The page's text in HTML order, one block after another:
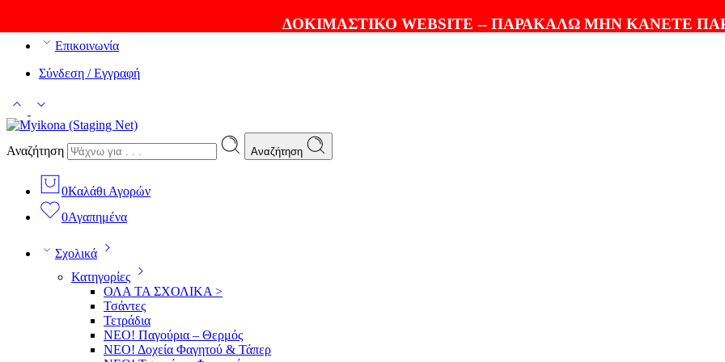
ΔΟΚΙΜΑΣΤΙΚΟ WEBSITE -- ΠΑΡΑΚΑΛΩ ΜΗΝ ΚΑΝΕΤΕ
Επικοινωνία
Σύνδεση / Εγγραφή
Αναζήτηση Αναζήτηση
0Καλάθι Αγορών
0Αγαπημένα
Σχολικά
Κατηγορίες
ΟΛΑ ΤΑ ΣΧΟΛΙΚΑ >
Τσάντες
Τετράδια
ΝΕΟ! Παγούρια – Θερμός
ΝΕΟ! Δοχεία Φαγητού & Τάπερ